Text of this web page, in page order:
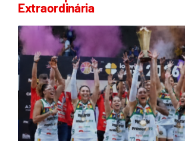
Extraordinária